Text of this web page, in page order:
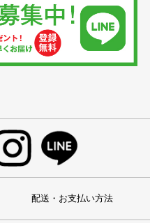
配送・お支払い方法